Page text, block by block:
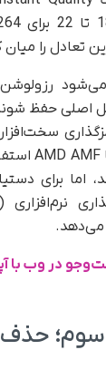
اما برای
می‌دهد.
در وب با